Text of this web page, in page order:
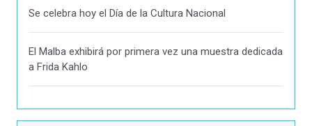
Se celebra hoy el Día de la Cultura Nacional
El Malba exhibirá por primera vez una muestra dedicada
a Frida Kahlo